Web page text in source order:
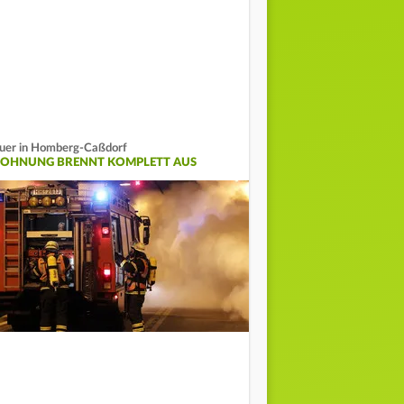
in Homberg-Caßdorf
BRENNT KOMPLETT AUS